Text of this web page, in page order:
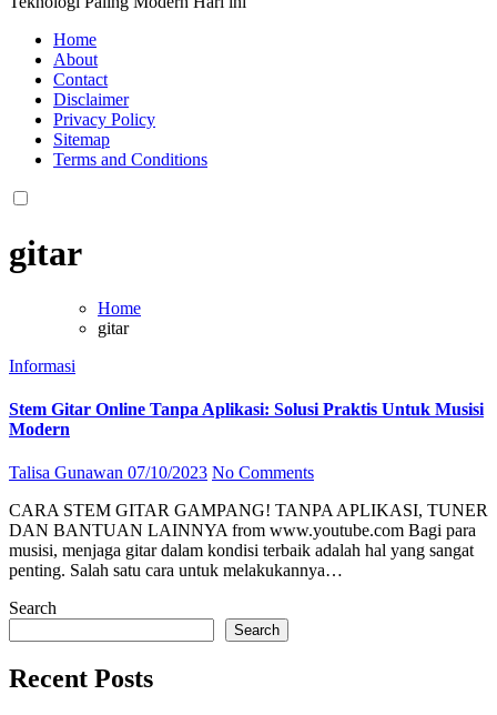
Home
About
Contact
Disclaimer
Privacy Policy
Sitemap
Terms and Conditions
gitar
Home
gitar
Informasi
Stem Gitar Online Tanpa Aplikasi: Solusi Praktis Untuk Musisi
Modern
Talisa Gunawan 07/10/2023 No Comments
CARA STEM GITAR GAMPANG! TANPA APLIKASI, TUNER
DAN BANTUAN LAINNYA from www.youtube.com Bagi para
musisi, menjaga gitar dalam kondisi terbaik adalah hal yang sangat
penting. Salah satu cara untuk melakukannya…
Search
Search
Recent Posts